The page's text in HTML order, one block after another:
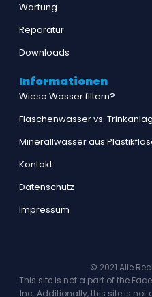
Wartung
Reparatur
Downloads
Informationen
Wieso Wasser filtern?
Flaschenwasser vs.
Minerallwasser aus
Kontakt
Datenschutz
Impressum
© 2021 Alle
This site is not a part of the
Inc. Additionally, this site is not